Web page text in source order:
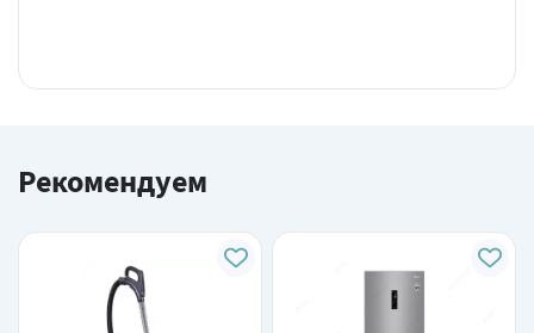
Рекомендуем